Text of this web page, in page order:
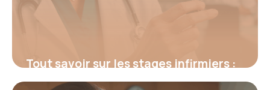
Tout savoir sur les stages infirmiers :
enjeux, organisation et conseils